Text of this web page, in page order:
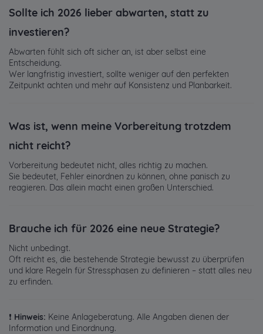
Sollte ich 2026 lieber abwarten, statt zu
investieren?
Abwarten fühlt sich oft sicher an, ist aber selbst eine
Entscheidung.
Wer langfristig investiert, sollte weniger auf den perfekten
Zeitpunkt achten und mehr auf Konsistenz und Planbarkeit.
Was ist, wenn meine Vorbereitung trotzdem
nicht reicht?
Vorbereitung bedeutet nicht, alles richtig zu machen.
Sie bedeutet, Fehler einordnen zu können, ohne panisch zu
reagieren. Das allein macht einen großen Unterschied.
Brauche ich für 2026 eine neue Strategie?
Nicht unbedingt.
Oft reicht es, die bestehende Strategie bewusst zu überprüfen
und klare Regeln für Stressphasen zu definieren – statt alles neu
zu erfinden.
❗ Hinweis: Keine Anlageberatung. Alle Angaben dienen der
Information und Einordnung.